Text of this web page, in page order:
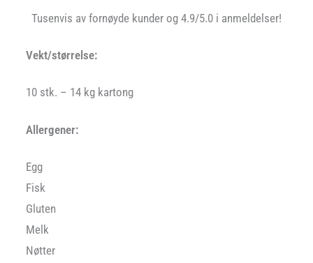
Tusenvis av fornøyde kunder og 4.9/5.0 i anmeldelser!
Vekt/størrelse:
10 stk. – 14 kg kartong
Allergener:
Egg
Fisk
Gluten
Melk
Nøtter